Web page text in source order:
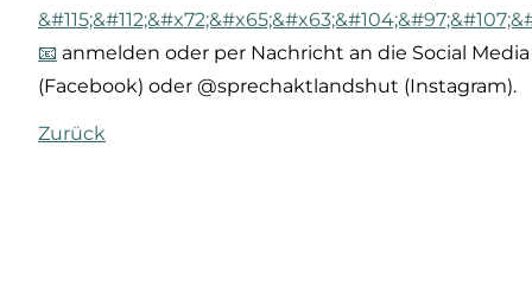
anmelden oder per Nachricht an die Social
(Facebook) oder @sprechakt landshut (Instagram).
Zurück